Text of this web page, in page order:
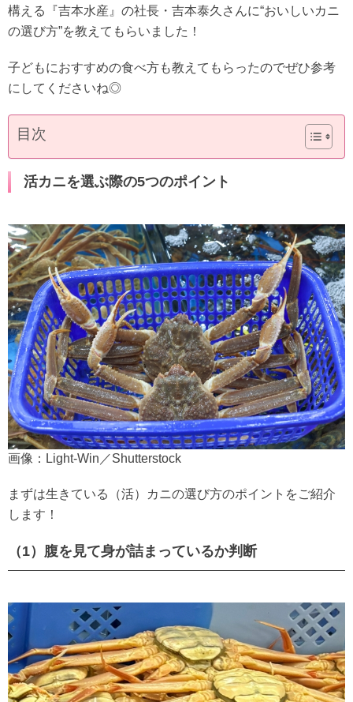
構える『吉本水産』の社長・吉本泰久さんに“おいしいカニ
の選び方”を教えてもらいました！
子どもにおすすめの食べ方も教えてもらったのでぜひ参考
にしてくださいね◎
目次
活カニを選ぶ際の5つのポイント
画像：Light-Win／Shutterstock
まずは生きている（活）カニの選び方のポイントをご紹介
します！
（1）腹を見て身が詰まっているか判断